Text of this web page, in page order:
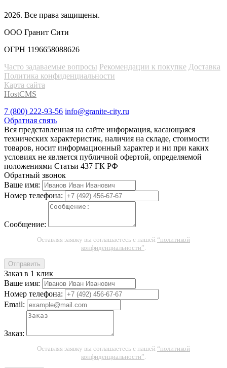
2026. Все права защищены.
ООО Гранит Сити
ОГРН 1196658088626
Часто задаваемые вопросы Рекомендации к покупке Доставка
Политика конфиденциальности
Карта сайта
HostCMS
7 (800) 222-93-56 info@granite-city.ru
Обратная связь
Вся представленная на сайте информация, касающаяся
технических характеристик, наличия на складе, стоимости
товаров, носит информационный характер и ни при каких
условиях не является публичной офертой, определяемой
положениями Статьи 437 ГК РФ
Обратный звонок
Ваше имя:
Номер телефона:
Сообщение:
Оставляя заявку вы соглашаетесь с нашей “политикой
конфиденциальности”
Отправить
Заказ в 1 клик
Ваше имя:
Номер телефона:
Email:
Заказ:
Оставляя заявку вы соглашаетесь с нашей “политикой
конфиденциальности”